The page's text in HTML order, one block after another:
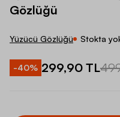
Gözlüğü
Yüzücü Gözlüğü Stokta
-40% 299,90 TL